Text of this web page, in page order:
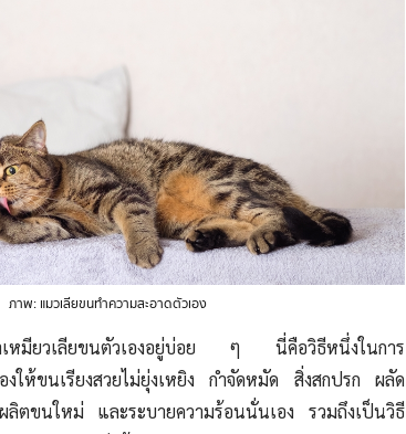
ภาพ: แมวเลียขนทำความสะอาดตัวเอง
าเหมียวเลียขนตัวเองอยู่บ่อย ๆ นี่คือวิธีหนึ่งในการ
องให้ขนเรียงสวยไม่ยุ่งเหยิง กำจัดหมัด สิ่งสกปรก ผลัด
ลิตขนใหม่ และระบายความร้อนนั่นเอง รวมถึงเป็นวิธี